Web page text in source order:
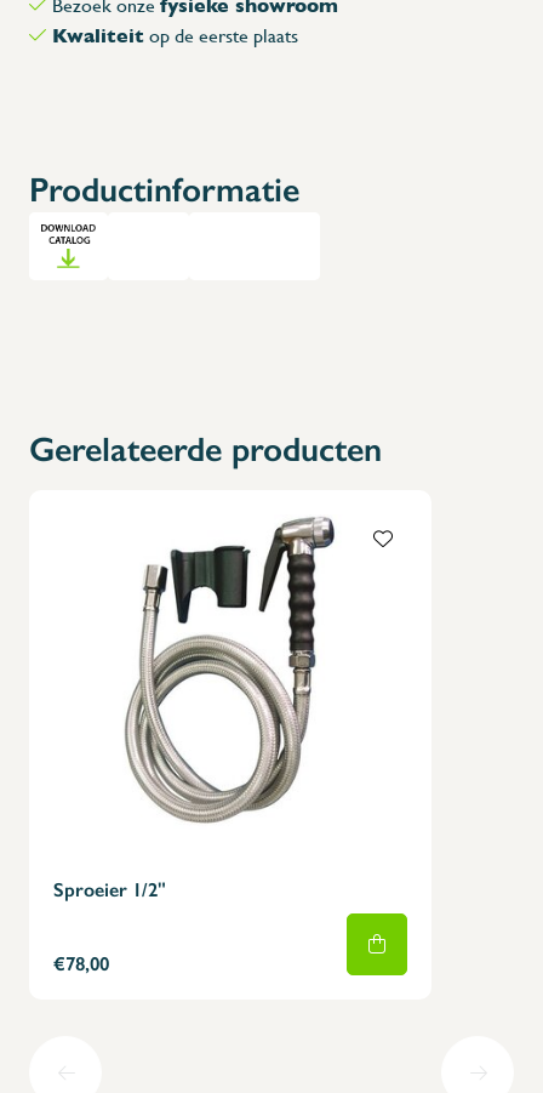
Bezoek onze
Kwaliteit op de eerste plaats
Productinformatie
Gerelateerde producten
Sproeier 1/2"
€78,00